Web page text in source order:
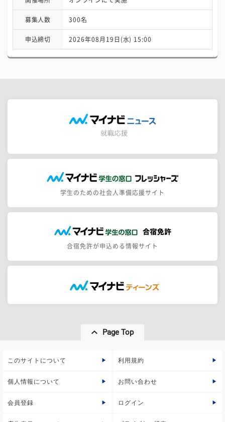
募集人数 300名
申込締切 2026年08月19日(水) 15:00
学生のための社会人準備応援サイト
合宿免許が申込める情報サイト
Page Top
このサイトについて 利用規約
個人情報について お問い合わせ
会員登録 ログイン